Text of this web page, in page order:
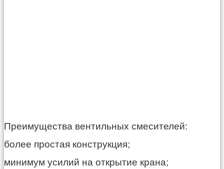
Преимущества вентильных смесителей:
более простая конструкция;
минимум усилий на открытие крана;